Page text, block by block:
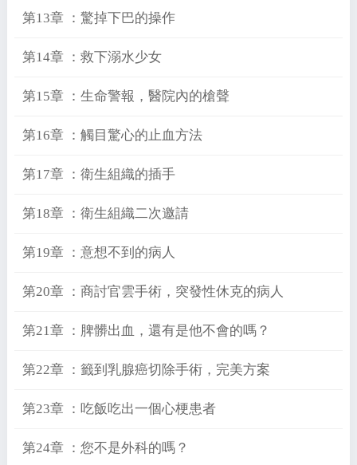
第13章 ：驚掉下巴的操作
第14章 ：救下溺水少女
第15章 ：生命警報，醫院內的槍聲
第16章 ：觸目驚心的止血方法
第17章 ：衛生組織的插手
第18章 ：衛生組織二次邀請
第19章 ：意想不到的病人
第20章 ：商討官雲手術，突發性休克的病人
第21章 ：脾髒出血，還有是他不會的嗎？
第22章 ：籤到乳腺癌切除手術，完美方案
第23章 ：吃飯吃出一個心梗患者
第24章 ：您不是外科的嗎？